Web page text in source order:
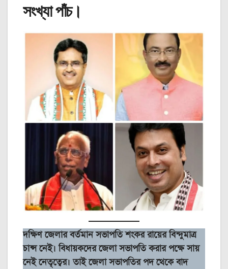
সংখ্যা পাঁচ।
দক্ষিণ জেলার বর্তমান সভাপতি শংকর রায়ের বিন্দুমাত্র
চান্স নেই। বিধায়কদের জেলা সভাপতি করার পক্ষে সায়
নেই নেতৃত্বের। তাই জেলা সভাপতির পদ থেকে বাদ